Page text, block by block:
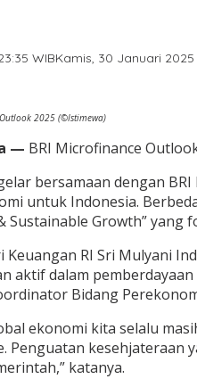
WIBKamis, 30 Januari 2025
Outlook 2025 (©Istimewa)
— BRI Microfinance
bersamaan dengan
untuk Indonesia.
Sustainable Growth”
RI Sri Mulyani
aktif dalam
Bidang
ekonomi kita selalu
Penguatan kesehjateraan
katanya.